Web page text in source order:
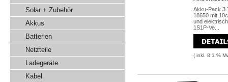
Solar + Zubehör
Akkus
Batterien
Netzteile
Ladegeräte
Kabel
Akku-Pack
18650 mit
und
1S1P-Ve...
( inkl. 8.1 %